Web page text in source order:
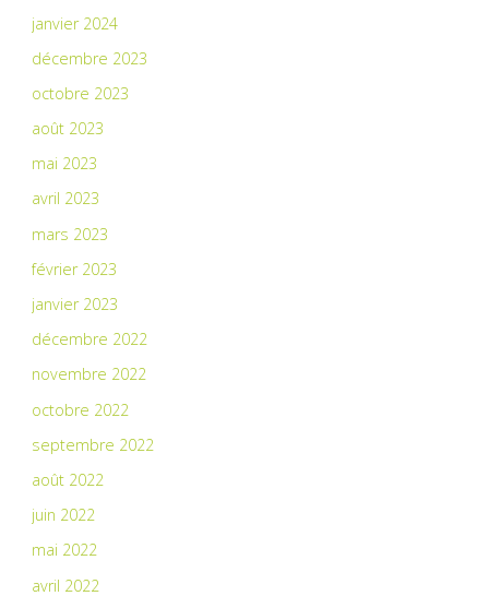
janvier 2024
décembre 2023
octobre 2023
août 2023
mai 2023
avril 2023
mars 2023
février 2023
janvier 2023
décembre 2022
novembre 2022
octobre 2022
septembre 2022
août 2022
juin 2022
mai 2022
avril 2022